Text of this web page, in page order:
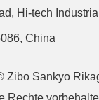
Hi-tech
China
Zibo Sankyo